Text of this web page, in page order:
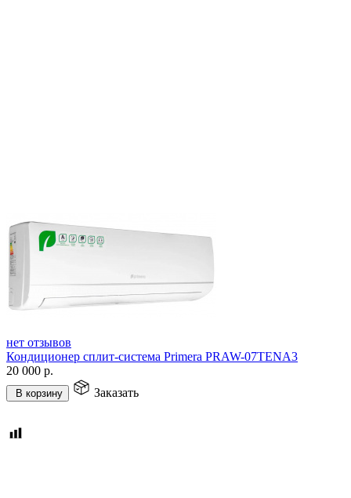
нет отзывов
Кондиционер сплит-система Primera PRAW-07TENA3
20 000 р.
В корзину Заказать